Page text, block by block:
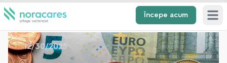
Începe acum
12/30/2025